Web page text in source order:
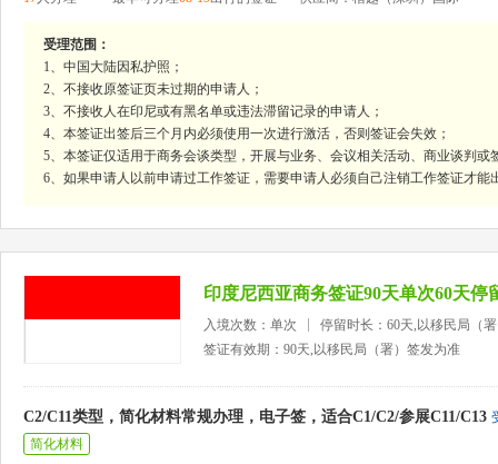
受理范围：
1、中国大陆因私护照；
2、不接收原签证页未过期的申请人；
3、不接收人在印尼或有黑名单或违法滞留记录的申请人；
4、本签证出签后三个月内必须使用一次进行激活，否则签证会失效；
5、本签证仅适用于商务会谈类型，开展与业务、会议相关活动、商业谈判
6、如果申请人以前申请过工作签证，需要申请人必须自己注销工作签证才能
印度尼西亚商务签证90天单次60天停
入境次数：单次
停留时长：60天,以移民局（
签证有效期：90天,以移民局（署）签发为准
C2/C11类型，简化材料常规办理，电子签，适合C1/C2/参展C11/C13
简化材料